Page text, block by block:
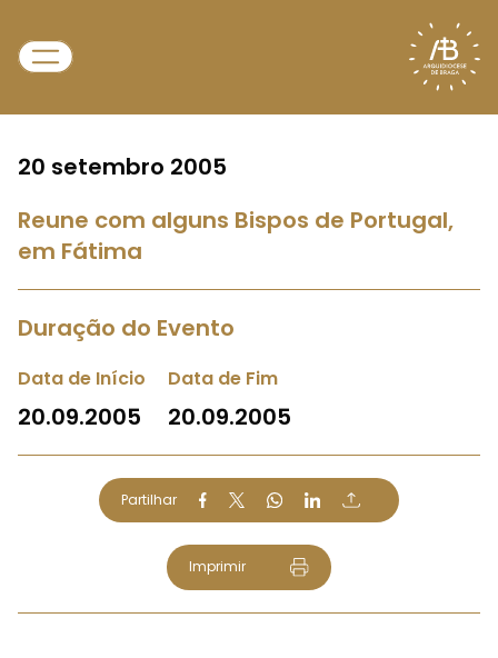
20 setembro 2005
Reune com alguns Bispos de Portugal,
em Fátima
Duração do Evento
Data de Início
20.09.2005
Data de Fim
20.09.2005
Partilhar
Imprimir